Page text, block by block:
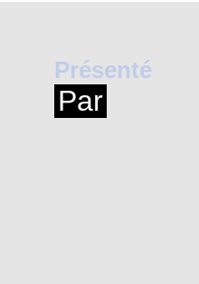
Présenté
Par